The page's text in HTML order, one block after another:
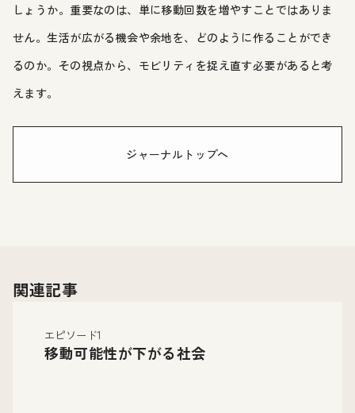
しょうか。重要なのは、単に移動回数を増やすことではありま
せん。生活が広がる機会や余地を、どのように作ることができ
るのか。その視点から、モビリティを捉え直す必要があると考
えます。
ジャーナルトップへ
関連記事
エピソード1
移動可能性が下がる社会